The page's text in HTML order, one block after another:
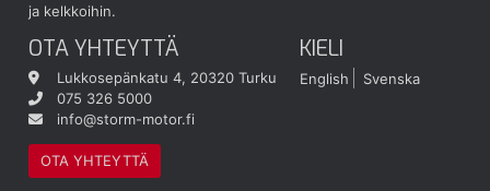
ja kelkkoihin.
OTA YHTEYTTÄ
Lukkosepänkatu 4, 20320 Turku
075 326 5000
info@storm-motor.fi
OTA YHTEYTTÄ
KIELI
English Svenska